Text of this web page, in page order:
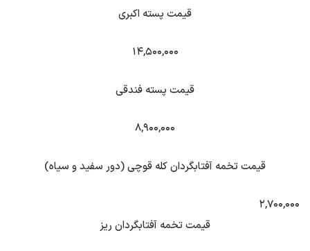
قیمت پسته اکبری
۱۴,۵۰۰,۰۰۰
قیمت پسته فندقی
۸,۹۰۰,۰۰۰
قیمت تخمه آفتابگردان کله قوچی (دور سفید و سیاه)
۲,۷۰۰,۰۰۰
قیمت تخمه آفتابگردان ریز